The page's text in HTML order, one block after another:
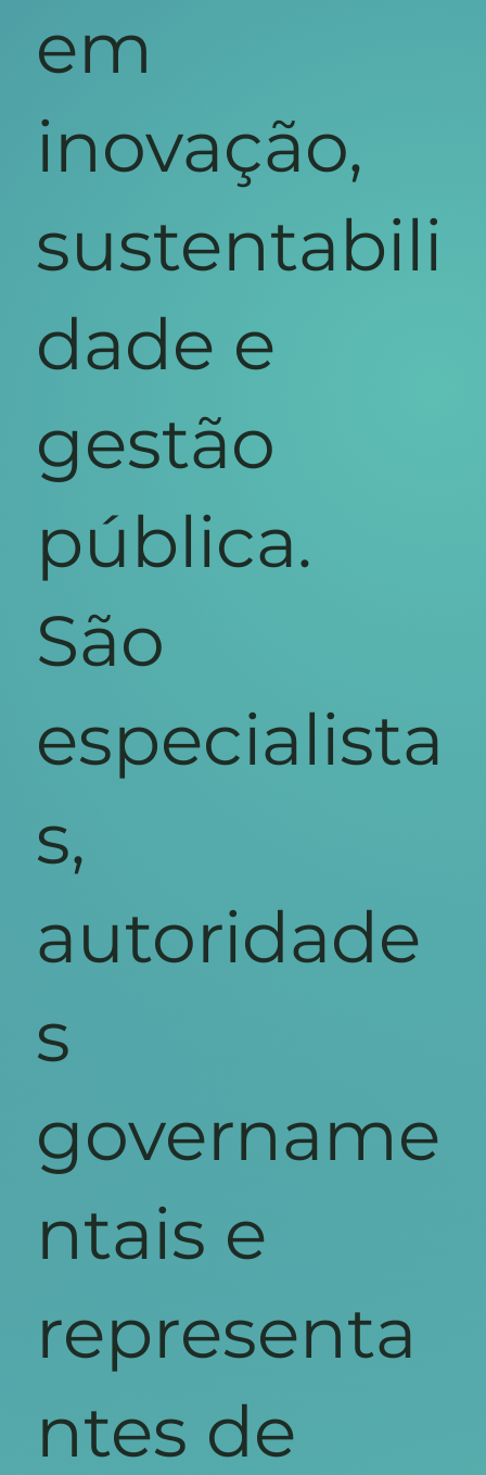
em
inovação,
sustentabili
dade e
gestão
pública.
São
especialista
s,
autoridade
s
govername
ntais e
representa
ntes de